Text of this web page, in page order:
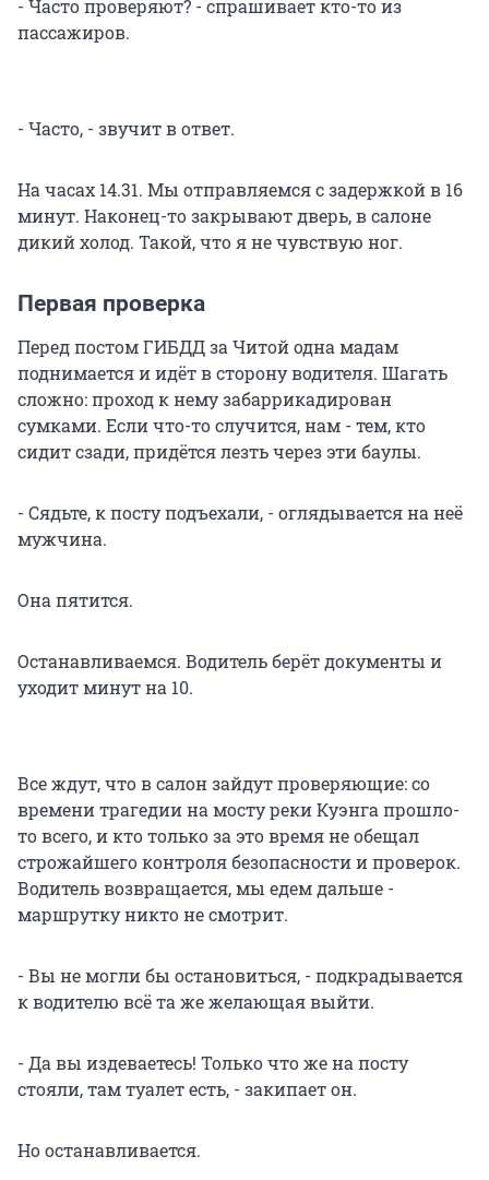
- Часто проверяют? - спрашивает кто-то из
пассажиров.
- Часто, - звучит в ответ.
На часах 14.31. Мы отправляемся с задержкой в 16
минут. Наконец-то закрывают дверь, в салоне
дикий холод. Такой, что я не чувствую ног.
Первая проверка
Перед постом ГИБДД за Читой одна мадам
поднимается и идёт в сторону водителя. Шагать
сложно: проход к нему забаррикадирован
сумками. Если что-то случится, нам - тем, кто
сидит сзади, придётся лезть через эти баулы.
- Сядьте, к посту подъехали, - оглядывается на неё
мужчина.
Она пятится.
Останавливаемся. Водитель берёт документы и
уходит минут на 10.
Все ждут, что в салон зайдут проверяющие: со
времени трагедии на мосту реки Куэнга прошло-
то всего, и кто только за это время не обещал
строжайшего контроля безопасности и проверок.
Водитель возвращается, мы едем дальше -
маршрутку никто не смотрит.
- Вы не могли бы остановиться, - подкрадывается
к водителю всё та же желающая выйти.
- Да вы издеваетесь! Только что же на посту
стояли, там туалет есть, - закипает он.
Но останавливается.